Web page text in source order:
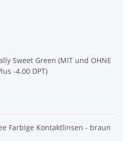
Sweet Green (MIT und OHNE
-4.00 DPT)